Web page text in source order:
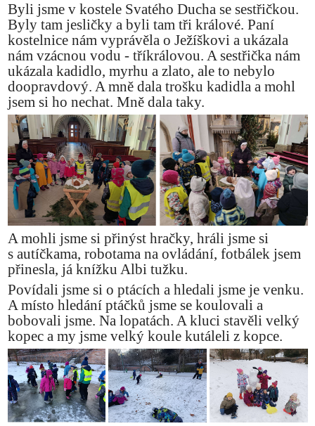
Byli jsme v kostele Svatého Ducha se sestřičkou.
Byly tam jesličky a byli tam tři králové. Paní
kostelnice nám vyprávěla o Ježíškovi a ukázala
nám vzácnou vodu - tříkrálovou. A sestřička nám
ukázala kadidlo, myrhu a zlato, ale to nebylo
doopravdový. A mně dala trošku kadidla a mohl
jsem si ho nechat. Mně dala taky.
A mohli jsme si přinýst hračky, hráli jsme si
s autíčkama, robotama na ovládání, fotbálek jsem
přinesla, já knížku Albi tužku.
Povídali jsme si o ptácích a hledali jsme je venku.
A místo hledání ptáčků jsme se koulovali a
bobovali jsme. Na lopatách. A kluci stavěli velký
kopec a my jsme velký koule kutáleli z kopce.